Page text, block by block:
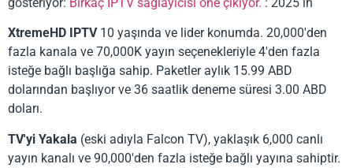
XtremeHD IPTV10 yaşında ve lider konumda. 20,000'den
fazla kanala ve 70,000K yayın seçenekleriyle 4'den fazla
isteğe bağlı başlığa sahip. Paketler aylık 15.99 ABD
dolarından başlıyor ve 36 saatlik deneme süresi 3.00 ABD
doları.
TV'yi Yakala (eski adıyla Falcon TV), yaklaşık 6,000 canlı
yayın kanalı ve 90,000'den fazla isteğe bağlı yayına sahiptir.